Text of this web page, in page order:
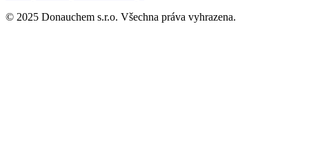
© 2025 Donauchem s.r.o. Všechna práva vyhrazena.